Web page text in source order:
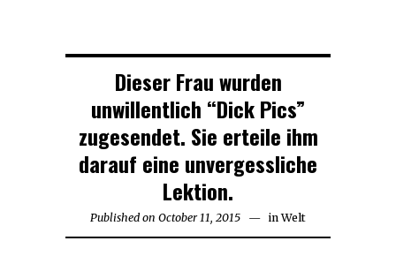
Dieser Frau wurden
unwillentlich “Dick Pics”
zugesendet. Sie erteile ihm
darauf eine unvergessliche
Lektion.
Published on October 11, 2015 October
in Welt